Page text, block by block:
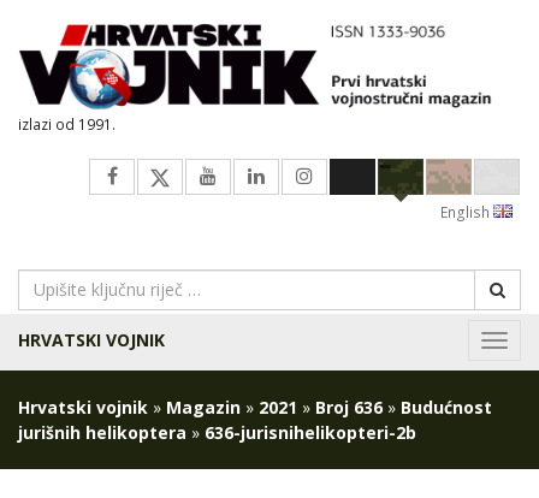
izlazi od 1991.
English
HRVATSKI VOJNIK
Hrvatski vojnik » Magazin » 2021 » Broj 636 » Budućnost
jurišnih helikoptera » 636-jurisnihelikopteri-2b